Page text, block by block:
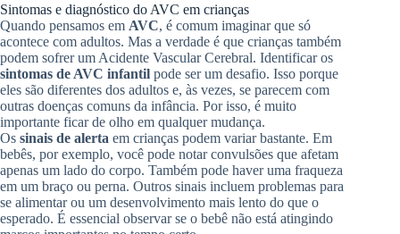
Sintomas e diagnóstico do AVC em crianças
Quando pensamos em AVC, é comum imaginar que só
acontece com adultos. Mas a verdade é que crianças também
podem sofrer um Acidente Vascular Cerebral. Identificar os
sintomas de AVC infantil pode ser um desafio. Isso porque
eles são diferentes dos adultos e, às vezes, se parecem com
outras doenças comuns da infância. Por isso, é muito
importante ficar de olho em qualquer mudança.
Os sinais de alerta em crianças podem variar bastante. Em
bebês, por exemplo, você pode notar convulsões que afetam
apenas um lado do corpo. Também pode haver uma fraqueza
em um braço ou perna. Outros sinais incluem problemas para
se alimentar ou um desenvolvimento mais lento do que o
esperado. É essencial observar se o bebê não está atingindo